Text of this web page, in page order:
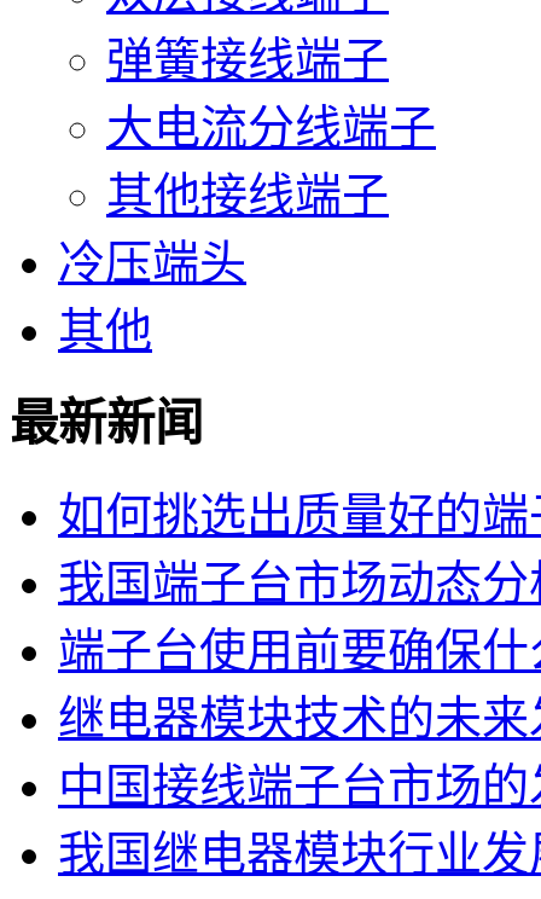
弹簧接线端子
大电流分线端子
其他接线端子
冷压端头
其他
最新新闻
如何挑选出质量好的
我国端子台市场动态分
端子台使用前要确保
继电器模块技术的未
中国接线端子台市场
我国继电器模块行业